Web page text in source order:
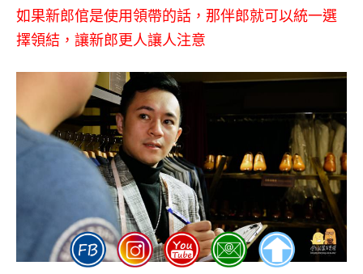
如果新郎倌是使用領帶的話，那伴郎就可以統一選
擇領結，讓新郎更人讓人注意